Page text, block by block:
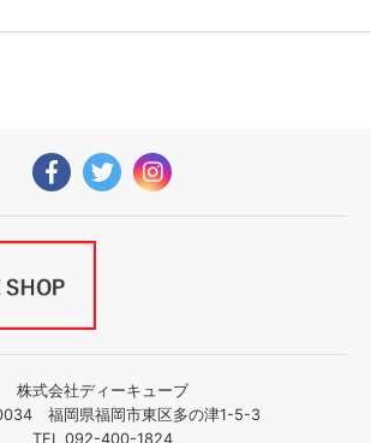
株式会社ディーキューブ
福岡県福岡市東区多の津1-5-3
TEL 092-400-1824